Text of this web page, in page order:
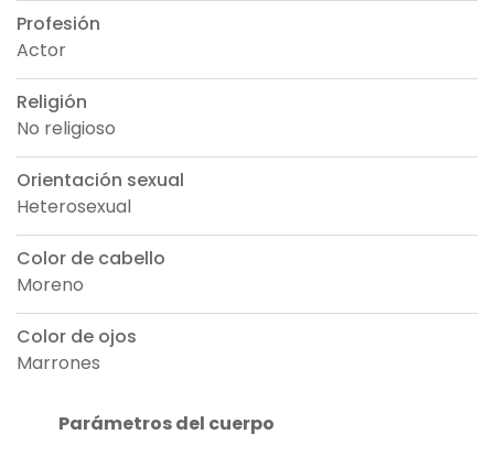
Profesión
Actor
Religión
No religioso
Orientación sexual
Heterosexual
Color de cabello
Moreno
Color de ojos
Marrones
Parámetros del cuerpo